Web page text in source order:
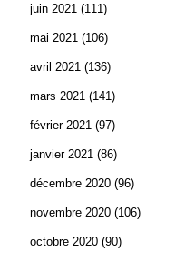
juin 2021 (111)
mai 2021 (106)
avril 2021 (136)
mars 2021 (141)
février 2021 (97)
janvier 2021 (86)
décembre 2020 (96)
novembre 2020 (106)
octobre 2020 (90)